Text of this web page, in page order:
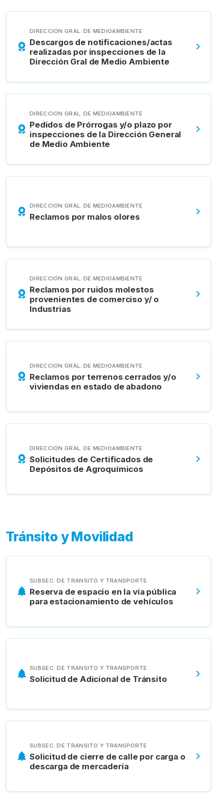
DIRECCIÓN GRAL. DE MEDIOAMBIENTE
Descargos de notificaciones/actas
realizadas por inspecciones de la
Dirección Gral de Medio Ambiente
DIRECCIÓN GRAL. DE MEDIOAMBIENTE
Pedidos de Prórrogas y/o plazo por
inspecciones de la Dirección General
de Medio Ambiente
DIRECCIÓN GRAL. DE MEDIOAMBIENTE
Reclamos por malos olores
DIRECCIÓN GRAL. DE MEDIOAMBIENTE
Reclamos por ruidos molestos
provenientes de comerciso y/ o
Industrias
DIRECCIÓN GRAL. DE MEDIOAMBIENTE
Reclamos por terrenos cerrados y/o
viviendas en estado de abadono
DIRECCIÓN GRAL. DE MEDIOAMBIENTE
Solicitudes de Certificados de
Depósitos de Agroquímicos
Tránsito y Movilidad
SUBSEC. DE TRÁNSITO Y TRANSPORTE
Reserva de espacio en la vía pública
para estacionamiento de vehículos
SUBSEC. DE TRÁNSITO Y TRANSPORTE
Solicitud de Adicional de Tránsito
SUBSEC. DE TRÁNSITO Y TRANSPORTE
Solicitud de cierre de calle por carga o
descarga de mercadería